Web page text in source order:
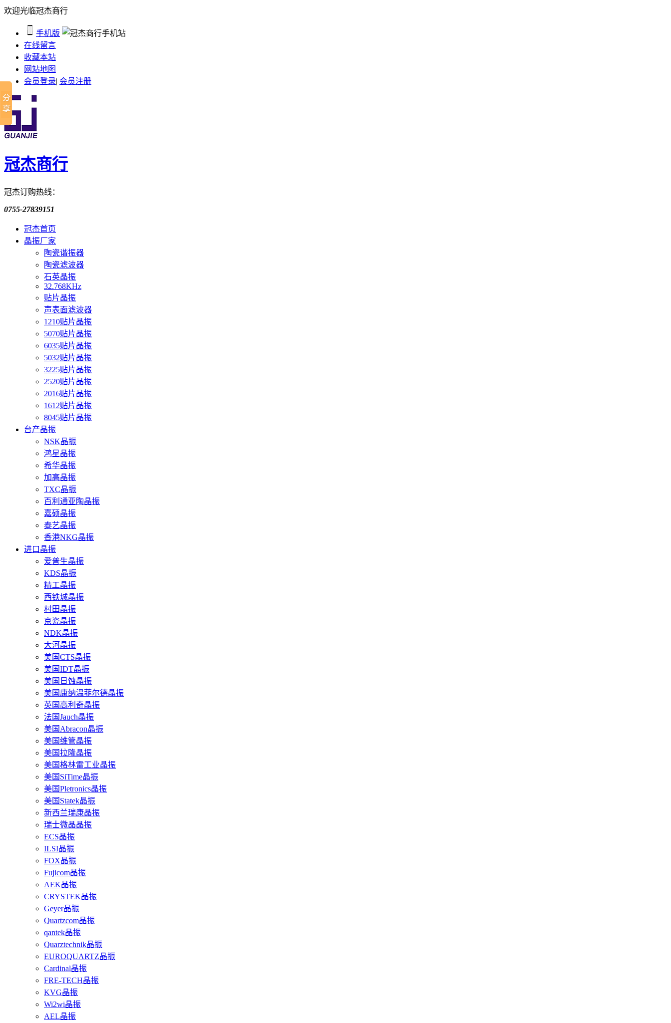
欢迎光临冠杰商行
手机版
在线留言
收藏本站
网站地图
会员登录| 会员注册
冠杰商行
冠杰订购热线：
0755-27839151
冠杰首页
晶振厂家
陶瓷谐振器
陶瓷滤波器
石英晶振
32.768KHz
贴片晶振
声表面滤波器
1210贴片晶振
5070贴片晶振
6035贴片晶振
5032贴片晶振
3225贴片晶振
2520贴片晶振
2016贴片晶振
1612贴片晶振
8045贴片晶振
台产晶振
NSK晶振
鸿星晶振
希华晶振
加高晶振
TXC晶振
百利通亚陶晶振
嘉硕晶振
泰艺晶振
香港NKG晶振
进口晶振
爱普生晶振
KDS晶振
精工晶振
西铁城晶振
村田晶振
京瓷晶振
NDK晶振
大河晶振
美国CTS晶振
美国IDT晶振
美国日蚀晶振
美国康纳温菲尔德晶振
英国高利奇晶振
法国Jauch晶振
美国Abracon晶振
美国维管晶振
美国拉隆晶振
美国格林雷工业晶振
美国SiTime晶振
美国Pletronics晶振
美国Statek晶振
新西兰瑞康晶振
瑞士微晶晶振
ECS晶振
ILSI晶振
FOX晶振
Fujicom晶振
AEK晶振
CRYSTEK晶振
Geyer晶振
Quartzcom晶振
qantek晶振
Quarztechnik晶振
EUROQUARTZ晶振
Cardinal晶振
FRE-TECH晶振
KVG晶振
Wi2wi晶振
AEL晶振